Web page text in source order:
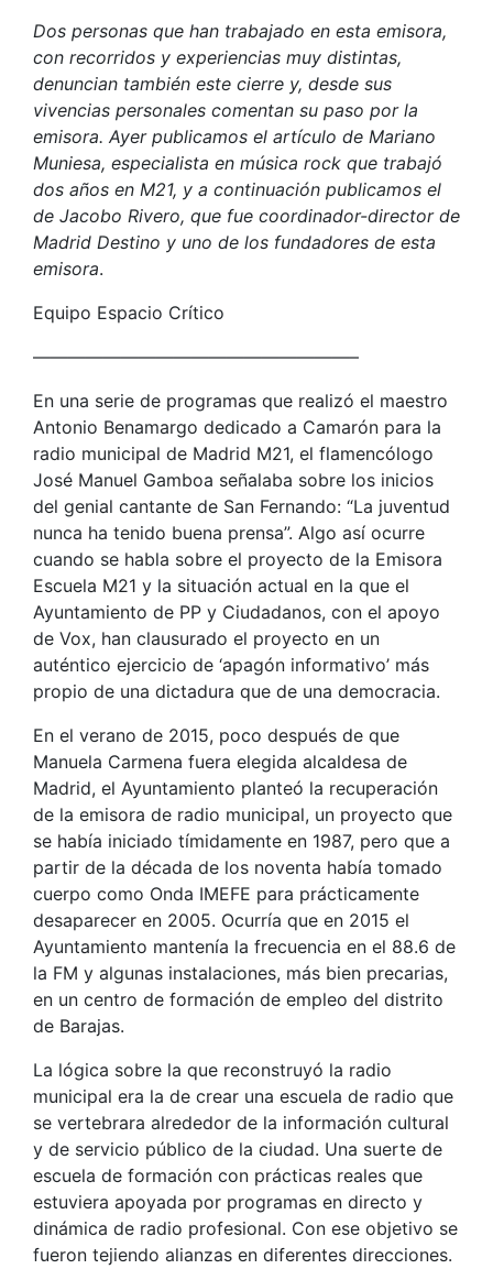
Dos personas que han trabajado en esta emisora,
con recorridos y experiencias muy distintas,
denuncian también este cierre y, desde sus
vivencias personales comentan su paso por la
emisora. Ayer publicamos el artículo de Mariano
Muniesa, especialista en música rock que trabajó
dos años en M21, y a continuación publicamos el
de Jacobo Rivero, que fue coordinador-director de
Madrid Destino y uno de los fundadores de esta
emisora.
Equipo Espacio Crítico
——————————————————–
En una serie de programas que realizó el maestro
Antonio Benamargo dedicado a Camarón para la
radio municipal de Madrid M21, el flamencólogo
José Manuel Gamboa señalaba sobre los inicios
del genial cantante de San Fernando: “La juventud
nunca ha tenido buena prensa”. Algo así ocurre
cuando se habla sobre el proyecto de la Emisora
Escuela M21 y la situación actual en la que el
Ayuntamiento de PP y Ciudadanos, con el apoyo
de Vox, han clausurado el proyecto en un
auténtico ejercicio de ‘apagón informativo’ más
propio de una dictadura que de una democracia.
En el verano de 2015, poco después de que
Manuela Carmena fuera elegida alcaldesa de
Madrid, el Ayuntamiento planteó la recuperación
de la emisora de radio municipal, un proyecto que
se había iniciado tímidamente en 1987, pero que a
partir de la década de los noventa había tomado
cuerpo como Onda IMEFE para prácticamente
desaparecer en 2005. Ocurría que en 2015 el
Ayuntamiento mantenía la frecuencia en el 88.6 de
la FM y algunas instalaciones, más bien precarias,
en un centro de formación de empleo del distrito
de Barajas.
La lógica sobre la que reconstruyó la radio
municipal era la de crear una escuela de radio que
se vertebrara alrededor de la información cultural
y de servicio público de la ciudad. Una suerte de
escuela de formación con prácticas reales que
estuviera apoyada por programas en directo y
dinámica de radio profesional. Con ese objetivo se
fueron tejiendo alianzas en diferentes direcciones.